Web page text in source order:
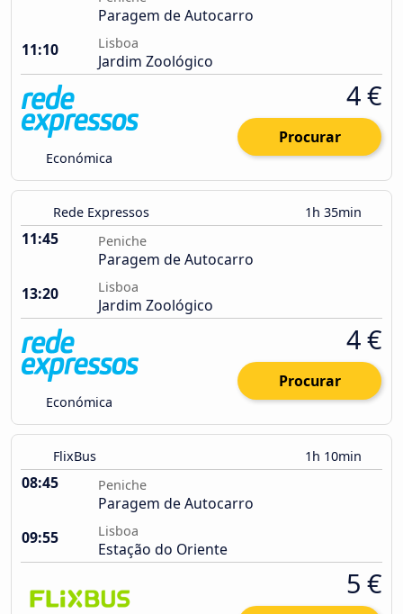
Paragem de Autocarro
11:10
Lisboa
Jardim Zoológico
Económica
4 €
Procurar
Rede Expressos 1h 35min
11:45 Peniche
Paragem de Autocarro
13:20
Lisboa
Jardim Zoológico
Económica
4 €
Procurar
FlixBus 1h 10min
08:45 Peniche
Paragem de Autocarro
09:55
Lisboa
Estação do Oriente
5 €